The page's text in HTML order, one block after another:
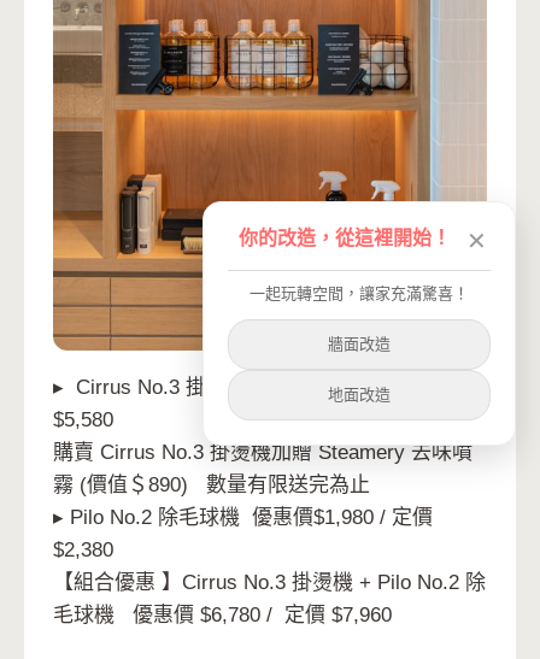
▸ Cirrus No.3 掛燙機 優惠價$4,980 / 定價
$5,580
購賣 Cirrus No.3 掛燙機加贈 Steamery 去味噴
霧 (價值＄890) 數量有限送完為止
▸ Pilo No.2 除毛球機 優惠價$1,980 / 定價
$2,380
【組合優惠 】Cirrus No.3 掛燙機 + Pilo No.2 除
毛球機 優惠價 $6,780 / 定價 $7,960
你的改造，從這裡開始！ ✕
一起玩轉空間，讓家充滿驚喜！
牆面改造
地面改造